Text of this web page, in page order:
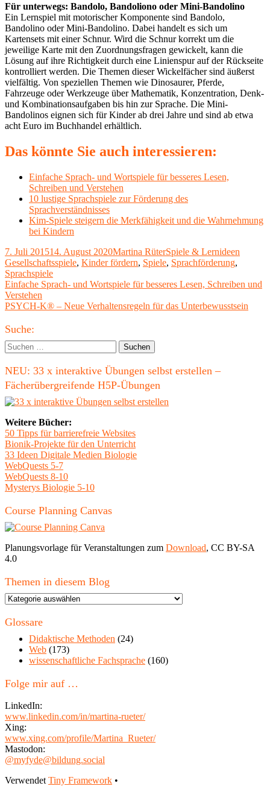
Für unterwegs: Bandolo, Bandoliono oder Mini-Bandolino
Ein Lernspiel mit motorischer Komponente sind Bandolo,
Bandolino oder Mini-Bandolino. Dabei handelt es sich um
Kartensets mit einer Schnur. Wird die Schnur korrekt um die
jeweilige Karte mit den Zuordnungsfragen gewickelt, kann die
Lösung auf ihre Richtigkeit durch eine Linienspur auf der Rückseite
kontrolliert werden. Die Themen dieser Wickelfächer sind äußerst
vielfältig. Von speziellen Themen wie Dinosaurer, Pferde,
Fahrzeuge oder Werkzeuge über Mathematik, Konzentration, Denk-
und Kombinationsaufgaben bis hin zur Sprache. Die Mini-
Bandolinos eignen sich für Kinder ab drei Jahre und sind ab etwa
acht Euro im Buchhandel erhältlich.
Das könnte Sie auch interessieren:
Einfache Sprach- und Wortspiele für besseres Lesen,
Schreiben und Verstehen
10 lustige Sprachspiele zur Förderung des
Sprachverständnisses
Kim-Spiele steigern die Merkfähigkeit und die Wahrnehmung
bei Kindern
Veröffentlicht
am
7. Juli 201514. August 2020Autor
Martina RüterKategorien
Spiele & Lernideen
Gesellschaftsspiele, Kinder fördern, Spiele, Sprachförderung,
Sprachspiele
Beitragsnavigation
Vorheriger
Beitrag:
Einfache Sprach- und Wortspiele für besseres Lesen, Schreiben und
Verstehen
Nächster
PSYCH-K® – Neue Verhaltensregeln für das Unterbewusstsein
Haupt-
Seitenleiste
Suche:
Suchen
nach:
NEU: 33 x interaktive Übungen selbst erstellen –
Fächerübergreifende H5P-Übungen
Weitere Bücher:
50 Tipps für barrierefreie Websites
Bionik-Projekte für den Unterricht
33 Ideen Digitale Medien Biologie
WebQuests 5-7
WebQuests 8-10
Mysterys Biologie 5-10
Course Planning Canvas
Planungsvorlage für Veranstaltungen zum Download, CC BY-SA
4.0
Themen in diesem Blog
Themen
diesem
Glossare
Didaktische Methoden (24)
Web (173)
wissenschaftliche Fachsprache (160)
Folge mir auf …
LinkedIn:
www.linkedin.com/in/martina-rueter/
Xing:
www.xing.com/profile/Martina_Rueter/
Mastodon:
@myfyde@bildung.social
Footer
Verwendet Tiny Framework •